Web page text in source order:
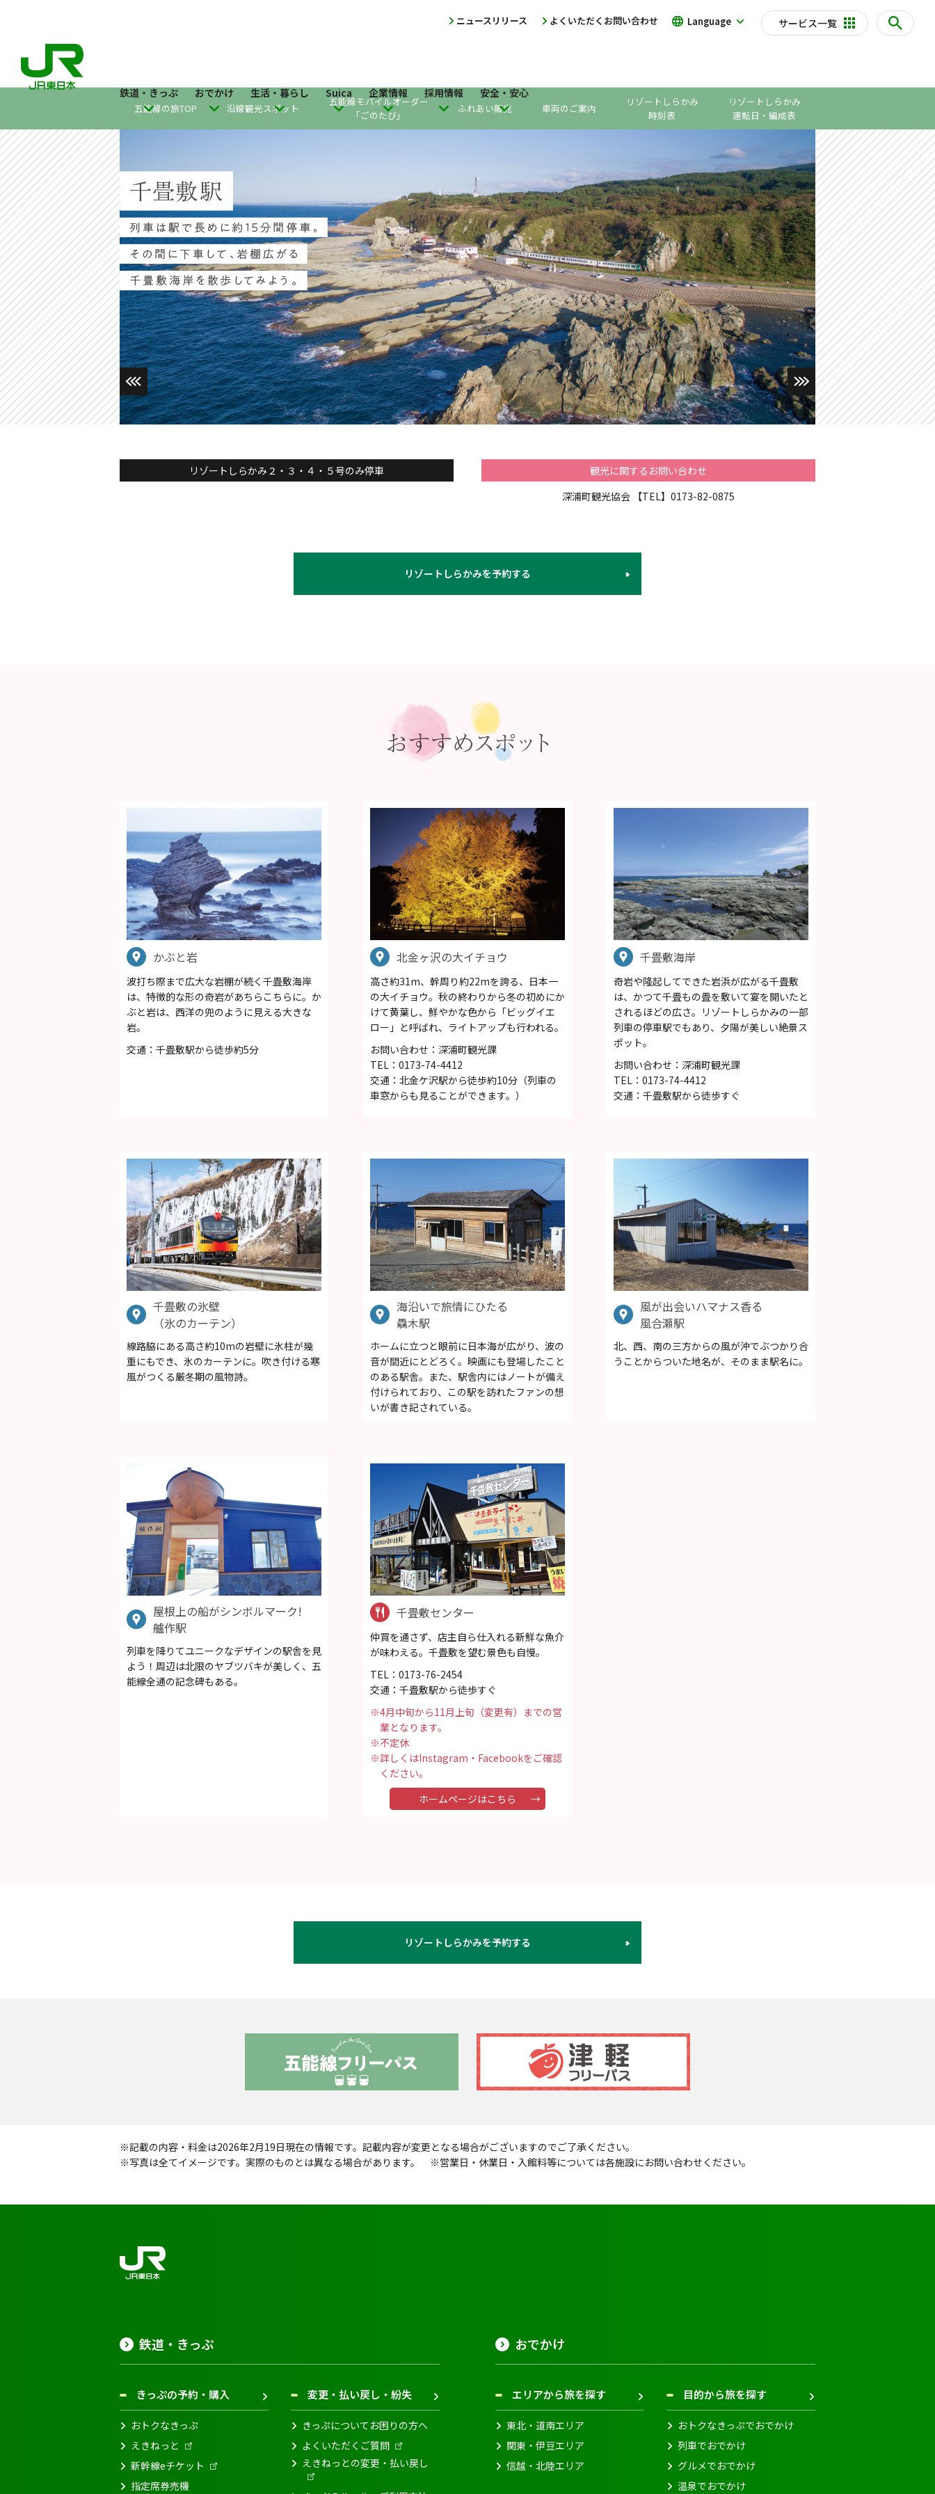
サービス一覧
鉄道・きっぷ おでかけ 生活・暮らし Suica 企業情報 採用情報 安全・安心
Language
よくいただくお問い合わせ
ニュースリリース
五能線の旅TOP 沿線観光スポット
五能線モバイルオーダー
「ごのたび」
ふれあい販売 車両のご案内
リゾートしらかみ
時刻表
リゾートしらかみ
運転日・編成表
リゾートしらかみ２・３・４・５号のみ停車
観光に関するお問い合わせ
深浦町観光協会 【TEL】0173-82-0875
リゾートしらかみを予約する
かぶと岩
波打ち際まで広大な岩棚が続く千畳敷海岸
は、特徴的な形の奇岩があちらこちらに。か
ぶと岩は、西洋の兜のように見える大きな
岩。
交通：千畳敷駅から徒歩約5分
北金ヶ沢の大イチョウ
高さ約31m、幹周り約22mを誇る、日本一
の大イチョウ。秋の終わりから冬の初めにか
けて黄葉し、鮮やかな色から「ビッグイエ
ロー」と呼ばれ、ライトアップも行われる。
お問い合わせ：深浦町観光課
TEL：0173-74-4412
交通：北金ケ沢駅から徒歩約10分（列車の
車窓からも見ることができます。）
千畳敷海岸
奇岩や隆起してできた岩浜が広がる千畳敷
は、かつて千畳もの畳を敷いて宴を開いたと
されるほどの広さ。リゾートしらかみの一部
列車の停車駅でもあり、夕陽が美しい絶景ス
ポット。
お問い合わせ：深浦町観光課
TEL：0173-74-4412
交通：千畳敷駅から徒歩すぐ
千畳敷の氷壁
（氷のカーテン）
線路脇にある高さ約10mの岩壁に氷柱が幾
重にもでき、氷のカーテンに。吹き付ける寒
風がつくる厳冬期の風物詩。
海沿いで旅情にひたる
驫木駅
ホームに立つと眼前に日本海が広がり、波の
音が間近にとどろく。映画にも登場したこと
のある駅舎。また、駅舎内にはノートが備え
付けられており、この駅を訪れたファンの想
いが書き記されている。
風が出会いハマナス香る
風合瀬駅
北、西、南の三方からの風が沖でぶつかり合
うことからついた地名が、そのまま駅名に。
屋根上の船がシンボルマーク!
艫作駅
列車を降りてユニークなデザインの駅舎を見
よう！周辺は北限のヤブツバキが美しく、五
能線全通の記念碑もある。
千畳敷センター
仲買を通さず、店主自ら仕入れる新鮮な魚介
が味わえる。千畳敷を望む景色も自慢。
TEL：0173-76-2454
交通：千畳敷駅から徒歩すぐ
※4月中旬から11月上旬（変更有）までの営
業となります。
※不定休
※詳しくはInstagram・Facebookをご確認
ください。
ホームページはこちら
リゾートしらかみを予約する
※記載の内容・料金は2026年2月19日現在の情報です。記載内容が変更となる場合がございますのでご了承ください。
※写真は全てイメージです。実際のものとは異なる場合があります。 ※営業日・休業日・入館料等については各施設にお問い合わせください。
鉄道・きっぷ
きっぷの予約・購入
おトクなきっぷ
えきねっと
新幹線eチケット
指定席券売機
変更・払い戻し・紛失
きっぷについてお困りの方へ
よくいただくご質問
えきねっとの変更・払い戻し
おでかけ
エリアから旅を探す
東北・道南エリア
関東・伊豆エリア
信越・北陸エリア
目的から旅を探す
おトクなきっぷでおでかけ
列車でおでかけ
グルメでおでかけ
温泉でおでかけ